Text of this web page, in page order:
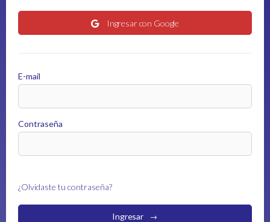
Ingresar con Google
E-mail
Contraseña
Ingresar
¿Olvidaste tu contraseña?